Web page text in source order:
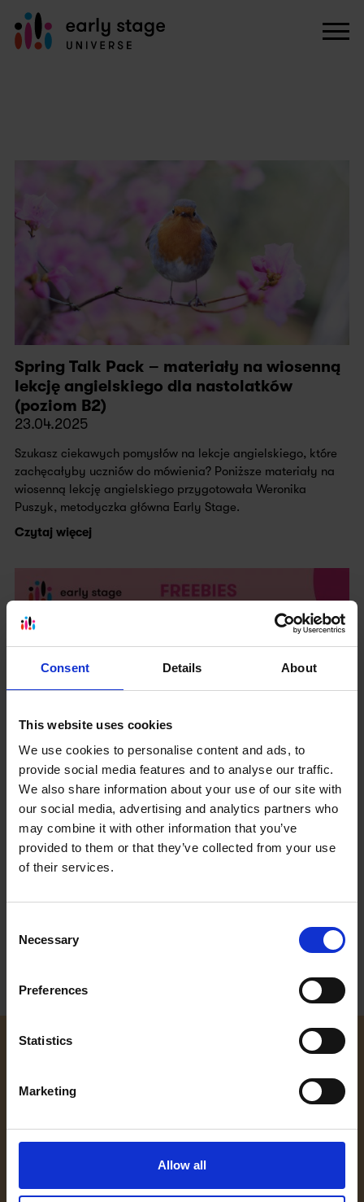
Consent Details About
This website uses cookies
We use cookies to personalise content and ads, to
provide social media features and to analyse our traffic.
We also share information about your use of our site with
our social media, advertising and analytics partners who
may combine it with other information that you’ve
provided to them or that they’ve collected from your use
of their services.
Selection
Necessary
Preferences
Statistics
Marketing
Allow all
Spring Talk Pack – materiały na wiosenną
lekcję angielskiego dla nastolatków
(poziom B2)
23.04.2025
Szukasz ciekawych pomysłów na lekcje angielskiego, które
zachęcałyby uczniów do mówienia? Poniższe materiały na
wiosenną lekcję angielskiego przygotowała Weronika
Puszyk, metodyczka główna Early Stage.
Czytaj więcej
Spring FREEBIES
4.04.2018
It's raining, it's raining
But look! The sun comes out
Wiosenna niespodzianka od Early Stage!
KARIERA